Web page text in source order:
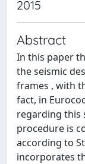
2015
Abstract
In this paper
the seismic
frames , with
fact, in
regarding this
procedure is
according to
incorporates